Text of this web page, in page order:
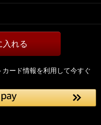
入れる
ード情報を利用して今すぐ